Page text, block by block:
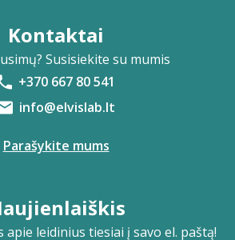
Kontaktai
Susisiekite su mumis
+370 667 80 541
info@elvislab.lt
Parašykite mums
apie leidinius tiesiai į savo el. paštą!